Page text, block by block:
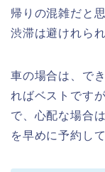
帰りの混雑だと
渋滞は避けれら
車の場合は、で
ればベストです
で、心配な場合
を早めに予約し